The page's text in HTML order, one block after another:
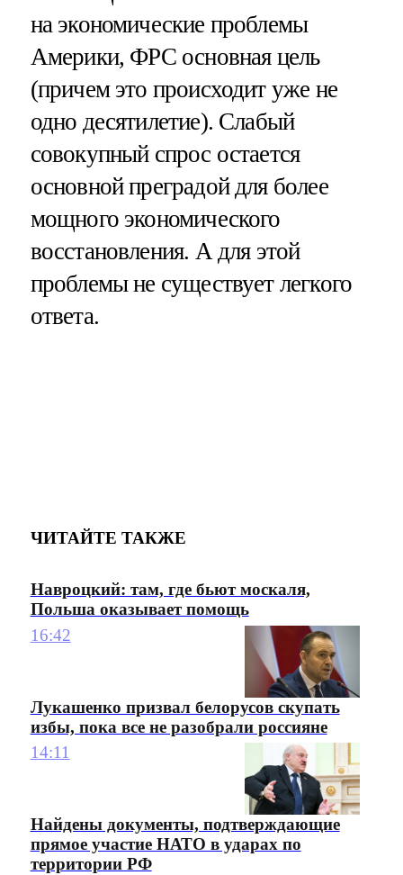
на экономические проблемы
Америки, ФРС основная цель
(причем это происходит уже не
одно десятилетие). Слабый
совокупный спрос остается
основной преградой для более
мощного экономического
восстановления. А для этой
проблемы не существует легкого
ответа.
ЧИТАЙТЕ ТАКЖЕ
Навроцкий: там, где бьют москаля,
Польша оказывает помощь
16:42
Лукашенко призвал белорусов скупать
избы, пока все не разобрали россияне
14:11
Найдены документы, подтверждающие
прямое участие НАТО в ударах по
территории РФ